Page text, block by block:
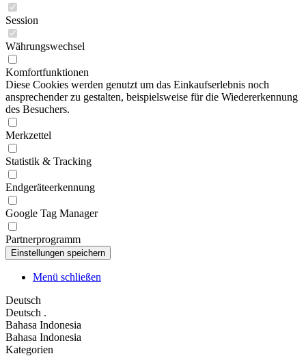
Session
Währungswechsel
Komfortfunktionen
Diese Cookies werden genutzt um das Einkaufserlebnis noch
ansprechender zu gestalten, beispielsweise für die Wiedererkennung
des Besuchers.
Merkzettel
Statistik & Tracking
Endgeräteerkennung
Google Tag Manager
Partnerprogramm
Menü schließen
Deutsch
Deutsch .
Bahasa Indonesia
Bahasa Indonesia
Kategorien